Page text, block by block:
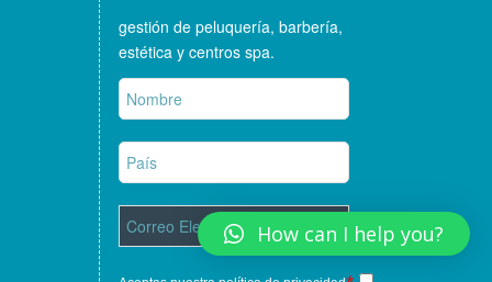
gestión de peluquería, barbería,
estética y centros spa.
How can I help you?